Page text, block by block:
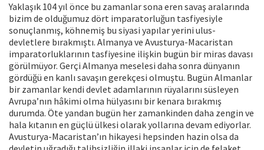
Yaklaşık 104 yıl önce bu zamanlar sona eren savaş aralarında
bizim de olduğumuz dört imparatorluğun tasfiyesiyle
sonuçlanmış, köhnemiş bu siyasi yapılar yerini ulus-
devletlere bırakmıştı. Almanya ve Avusturya-Macaristan
imparatorluklarının tasfiyesine ilişkin bugün bir miras davası
görülmüyor. Gerçi Almanya meselesi daha sonra dünyanın
gördüğü en kanlı savaşın gerekçesi olmuştu. Bugün Almanlar
bir zamanlar kendi devlet adamlarının rüyalarını süsleyen
Avrupa’nın hâkimi olma hülyasını bir kenara bırakmış
durumda. Öte yandan bugün her zamankinden daha zengin ve
hala kıtanın en güçlü ülkesi olarak yollarına devam ediyorlar.
Avusturya-Macaristan’ın hikayesi hepsinden hazin olsa da